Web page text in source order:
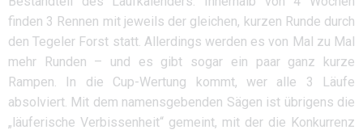
finden 3 Rennen mit jeweils der gleichen, kurzen Runde durch
den Tegeler Forst statt. Allerdings werden es von Mal zu Mal
mehr Runden – und es gibt sogar ein paar ganz kurze
Rampen. In die Cup-Wertung kommt, wer alle 3 Läufe
absolviert. Mit dem namensgebenden Sägen ist übrigens die
„läuferische Verbissenheit“ gemeint, mit der die Konkurrenz